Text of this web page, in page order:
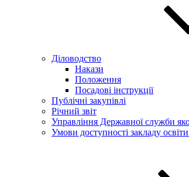
Діловодство
Накази
Положення
Посадові інструкції
Публічні закупівлі
Річний звіт
Управління Державної служби
Умови доступності закладу